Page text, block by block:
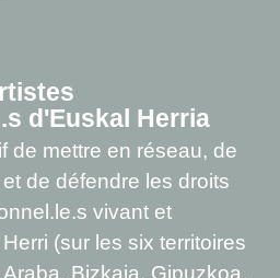
d'Euskal Herria
de mettre en réseau, de
de défendre les droits
vivant et
(sur les six territoires
Bizkaia, Gipuzkoa,